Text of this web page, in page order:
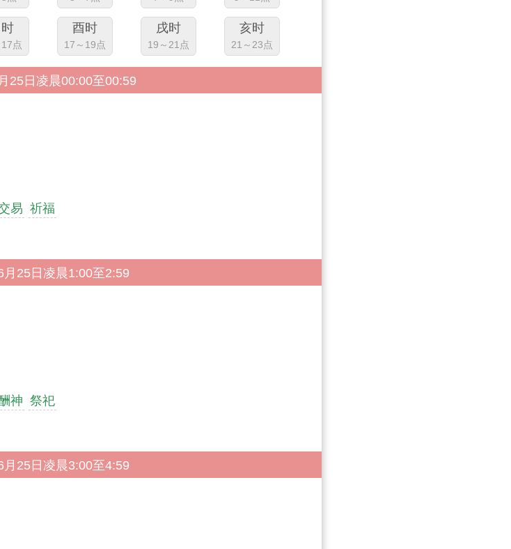
点
酉时
17～19点
戌时
19～21点
亥时
21～23点
25日凌晨00:00至00:59
易 祈福
月25日凌晨1:00至2:59
神 祭祀
月25日凌晨3:00至4:59